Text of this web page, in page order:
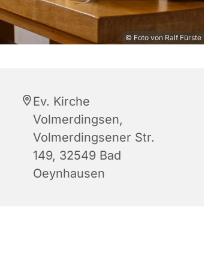
© Foto von Ralf Fürste
Ev. Kirche
Volmerdingsen,
Volmerdingsener Str.
149, 32549 Bad
Oeynhausen